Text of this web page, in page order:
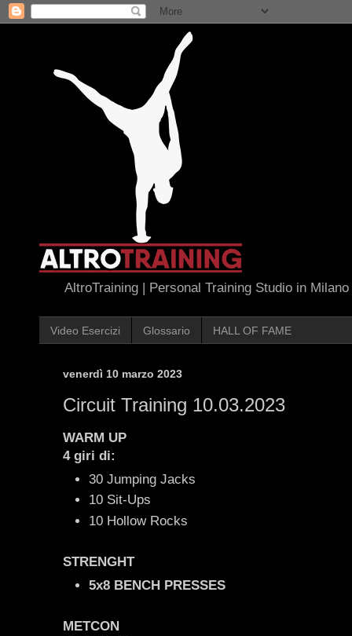
AltroTraining | Personal Training Studio in Milano
Video Esercizi Glossario HALL OF FAME
venerdì 10 marzo 2023
Circuit Training 10.03.2023
WARM UP
4 giri di:
30 Jumping Jacks
10 Sit-Ups
10 Hollow Rocks
STRENGHT
5x8 BENCH PRESSES
METCON